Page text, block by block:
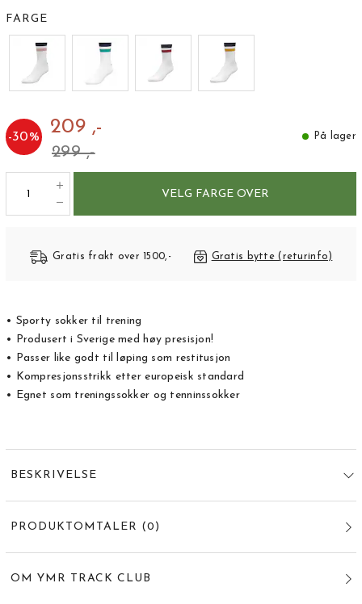
FARGE
-30% 209 ,-
299 ,-
På lager
VELG FARGE OVER
Gratis frakt over 1500,- Gratis bytte (returinfo)
• Sporty sokker til trening
• Produsert i Sverige med høy presisjon!
• Passer like godt til løping som restitusjon
• Kompresjonsstrikk etter europeisk standard
• Egnet som treningssokker og tenninssokker
BESKRIVELSE
PRODUKTOMTALER (0 )
OM YMR TRACK CLUB